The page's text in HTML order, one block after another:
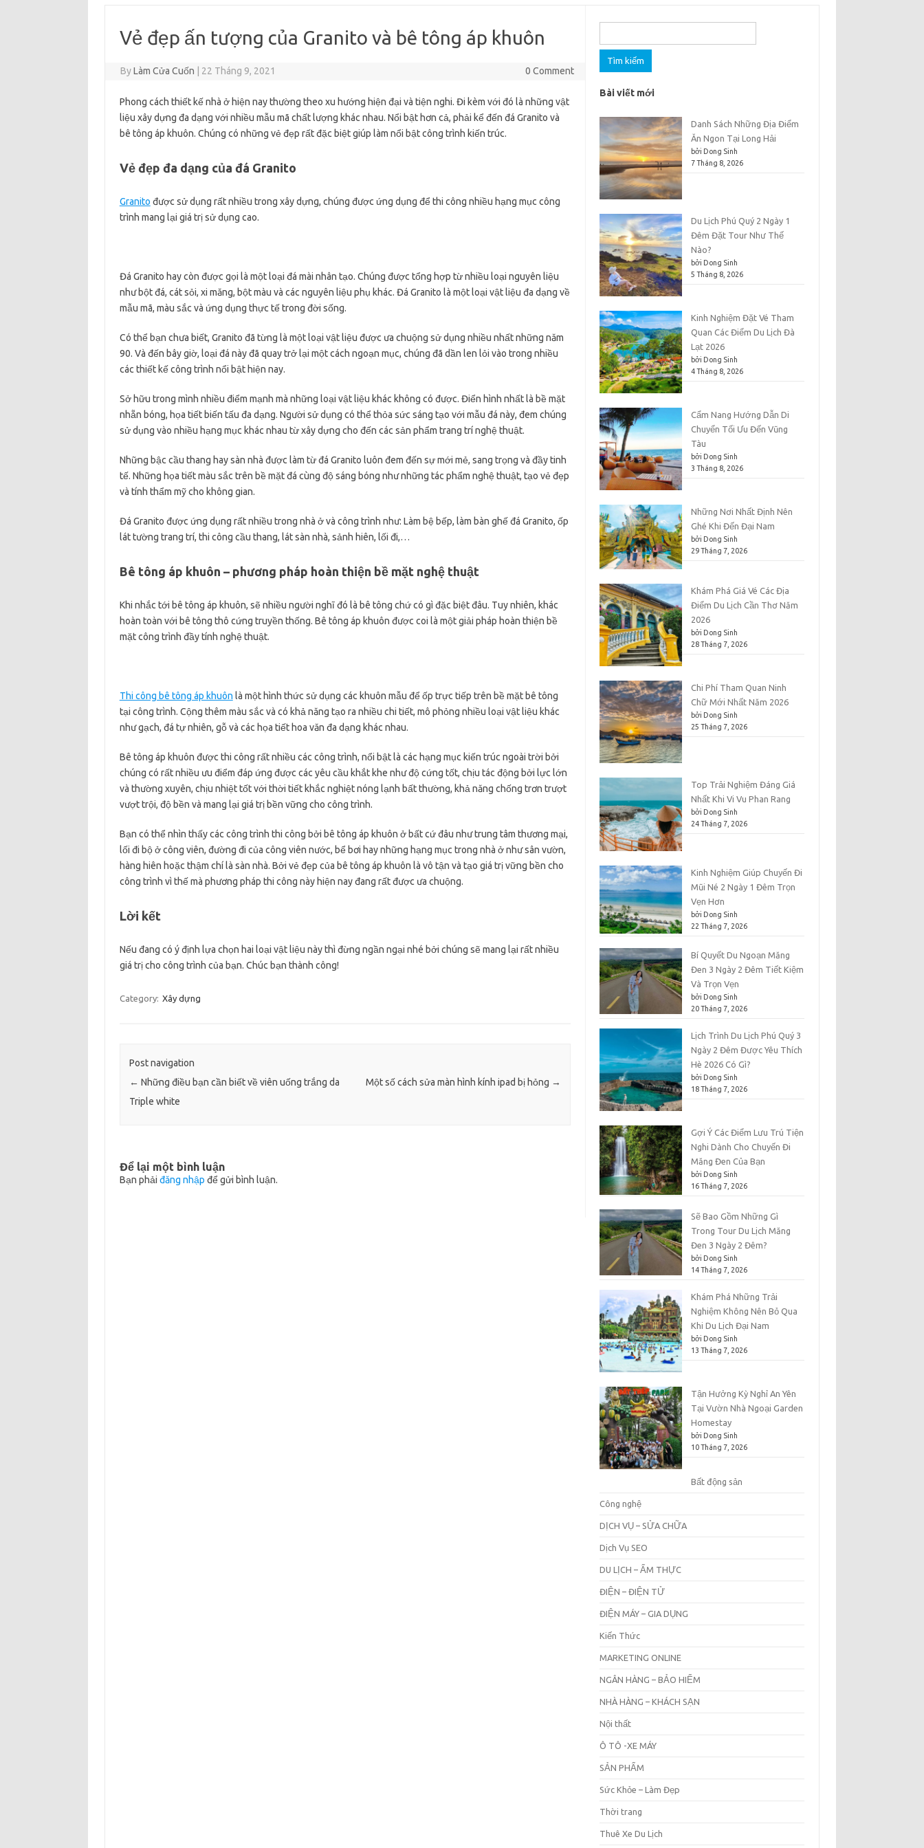
Vẻ đẹp ấn tượng của Granito và bê tông áp khuôn
ByLàm Cửa Cuốn 22 Tháng 9, 2021 0 Comment
Phong cách thiết kế nhà ở hiện nay thường theo xu hướng hiện đại và tiện nghi. Đi kèm với đó là những vật
liệu xây dựng đa dạng với nhiều mẫu mã chất lượng khác nhau. Nổi bật hơn cả, phải kể đến đá Granito và
bê tông áp khuôn. Chúng có những vẻ đẹp rất đặc biệt giúp làm nổi bật công trình kiến trúc.
Vẻ đẹp đa dạng của đá Granito
Granito được sử dụng rất nhiều trong xây dựng, chúng được ứng dụng để thi công nhiều hạng mục công
trình mang lại giá trị sử dụng cao.
Đá Granito hay còn được gọi là một loại đá mài nhân tạo. Chúng được tổng hợp từ nhiều loại nguyên liệu
như bột đá, cát sỏi, xi măng, bột màu và các nguyên liệu phụ khác. Đá Granito là một loại vật liệu đa dạng về
mẫu mã, màu sắc và ứng dụng thực tế trong đời sống.
Có thể bạn chưa biết, Granito đã từng là một loại vật liệu được ưa chuộng sử dụng nhiều nhất những năm
90. Và đến bây giờ, loại đá này đã quay trở lại một cách ngoạn mục, chúng đã dần len lỏi vào trong nhiều
các thiết kế công trình nổi bật hiện nay.
Sở hữu trong mình nhiều điểm mạnh mà những loại vật liệu khác không có được. Điển hình nhất là bề mặt
nhẵn bóng, họa tiết biến tấu đa dạng. Người sử dụng có thể thỏa sức sáng tạo với mẫu đá này, đem chúng
sử dụng vào nhiều hạng mục khác nhau từ xây dựng cho đến các sản phẩm trang trí nghệ thuật.
Những bậc cầu thang hay sàn nhà được làm từ đá Granito luôn đem đến sự mới mẻ, sang trọng và đầy tinh
tế. Những họa tiết màu sắc trên bề mặt đá cùng độ sáng bóng như những tác phẩm nghệ thuật, tạo vẻ đẹp
và tính thẩm mỹ cho không gian.
Đá Granito được ứng dụng rất nhiều trong nhà ở và công trình như: Làm bệ bếp, làm bàn ghế đá Granito, ốp
lát tường trang trí, thi công cầu thang, lát sàn nhà, sảnh hiên, lối đi,…
Bê tông áp khuôn – phương pháp hoàn thiện bề mặt nghệ thuật
Khi nhắc tới bê tông áp khuôn, sẽ nhiều người nghĩ đó là bê tông chứ có gì đặc biệt đâu. Tuy nhiên, khác
hoàn toàn với bê tông thô cứng truyền thống. Bê tông áp khuôn được coi là một giải pháp hoàn thiện bề
mặt công trình đầy tính nghệ thuật.
Thi công bê tông áp khuôn là một hình thức sử dụng các khuôn mẫu để ốp trực tiếp trên bề mặt bê tông
tại công trình. Cộng thêm màu sắc và có khả năng tạo ra nhiều chi tiết, mô phỏng nhiều loại vật liệu khác
như gạch, đá tự nhiên, gỗ và các họa tiết hoa văn đa dạng khác nhau.
Bê tông áp khuôn được thi công rất nhiều các công trình, nổi bật là các hạng mục kiến trúc ngoài trời bởi
chúng có rất nhiều ưu điểm đáp ứng được các yêu cầu khắt khe như độ cứng tốt, chịu tác động bởi lực lớn
và thường xuyên, chịu nhiệt tốt với thời tiết khắc nghiệt nóng lạnh bất thường, khả năng chống trơn trượt
vượt trội, độ bền và mang lại giá trị bền vững cho công trình.
Bạn có thể nhìn thấy các công trình thi công bởi bê tông áp khuôn ở bất cứ đâu như trung tâm thương mại,
lối đi bộ ở công viên, đường đi của công viên nước, bể bơi hay những hạng mục trong nhà ở như sân vườn,
hàng hiên hoặc thậm chí là sàn nhà. Bởi vẻ đẹp của bê tông áp khuôn là vô tận và tạo giá trị vững bền cho
công trình vì thế mà phương pháp thi công này hiện nay đang rất được ưa chuộng.
Lời kết
Nếu đang có ý định lựa chọn hai loại vật liệu này thì đừng ngần ngại nhé bởi chúng sẽ mang lại rất nhiều
giá trị cho công trình của bạn. Chúc bạn thành công!
Category: Xây dựng
Post navigation
← Những điều bạn cần biết về viên uống trắng da
Triple white
Một số cách sửa màn hình kính ipad bị hỏng →
Để lại một bình luận
Bạn phải đăng nhập để gửi bình luận.
kiếm
cho:
Bài viết mới
Danh Sách Những Địa Điểm
Ăn Ngon Tại Long Hải
bởi Dong Sinh
7 Tháng 8, 2026
Du Lịch Phú Quý 2 Ngày 1
Đêm Đặt Tour Như Thế
Nào?
bởi Dong Sinh
5 Tháng 8, 2026
Kinh Nghiệm Đặt Vé Tham
Quan Các Điểm Du Lịch Đà
Lạt 2026
bởi Dong Sinh
4 Tháng 8, 2026
Cẩm Nang Hướng Dẫn Di
Chuyển Tối Ưu Đến Vũng
Tàu
bởi Dong Sinh
3 Tháng 8, 2026
Những Nơi Nhất Định Nên
Ghé Khi Đến Đại Nam
bởi Dong Sinh
29 Tháng 7, 2026
Khám Phá Giá Vé Các Địa
Điểm Du Lịch Cần Thơ Năm
2026
bởi Dong Sinh
28 Tháng 7, 2026
Chi Phí Tham Quan Ninh
Chữ Mới Nhất Năm 2026
bởi Dong Sinh
25 Tháng 7, 2026
Top Trải Nghiệm Đáng Giá
Nhất Khi Vi Vu Phan Rang
bởi Dong Sinh
24 Tháng 7, 2026
Kinh Nghiệm Giúp Chuyến Đi
Mũi Né 2 Ngày 1 Đêm Trọn
Vẹn Hơn
bởi Dong Sinh
22 Tháng 7, 2026
Bí Quyết Du Ngoạn Măng
Đen 3 Ngày 2 Đêm Tiết Kiệm
Và Trọn Vẹn
bởi Dong Sinh
20 Tháng 7, 2026
Lịch Trình Du Lịch Phú Quý 3
Ngày 2 Đêm Được Yêu Thích
Hè 2026 Có Gì?
bởi Dong Sinh
18 Tháng 7, 2026
Gợi Ý Các Điểm Lưu Trú Tiện
Nghi Dành Cho Chuyến Đi
Măng Đen Của Bạn
bởi Dong Sinh
16 Tháng 7, 2026
Sẽ Bao Gồm Những Gì
Trong Tour Du Lịch Măng
Đen 3 Ngày 2 Đêm?
bởi Dong Sinh
14 Tháng 7, 2026
Khám Phá Những Trải
Nghiệm Không Nên Bỏ Qua
Khi Du Lịch Đại Nam
bởi Dong Sinh
13 Tháng 7, 2026
Tận Hưởng Kỳ Nghỉ An Yên
Tại Vườn Nhà Ngoại Garden
Homestay
bởi Dong Sinh
10 Tháng 7, 2026
Bất động sản
Công nghệ
DỊCH VỤ – SỬA CHỮA
Dịch Vụ SEO
DU LỊCH – ẨM THỰC
ĐIỆN – ĐIỆN TỬ
ĐIỆN MÁY – GIA DỤNG
Kiến Thức
MARKETING ONLINE
NGÂN HÀNG – BẢO HIỂM
NHÀ HÀNG – KHÁCH SẠN
Nội thất
Ô TÔ -XE MÁY
SẢN PHẨM
Sức Khỏe – Làm Đẹp
Thời trang
Thuê Xe Du Lịch